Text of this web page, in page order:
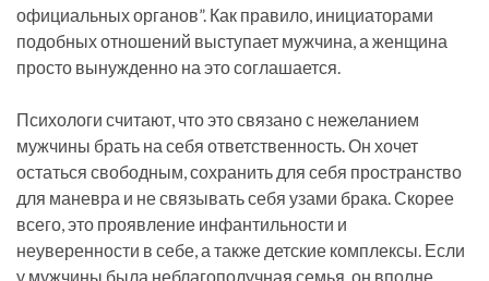
официальных органов”. Как правило, инициаторами
подобных отношений выступает мужчина, а женщина
просто вынужденно на это соглашается.
Психологи считают, что это связано с нежеланием
мужчины брать на себя ответственность. Он хочет
остаться свободным, сохранить для себя пространство
для маневра и не связывать себя узами брака. Скорее
всего, это проявление инфантильности и
неуверенности в себе, а также детские комплексы. Если
у мужчины была неблагополучная семья, он вполне